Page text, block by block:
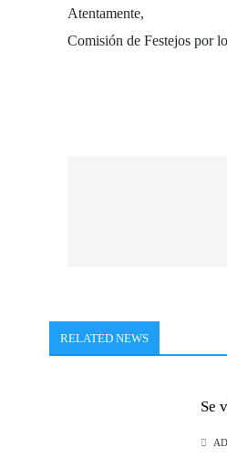
Atentamente,
Comisión de Festejos por
RELATED NEWS
Se